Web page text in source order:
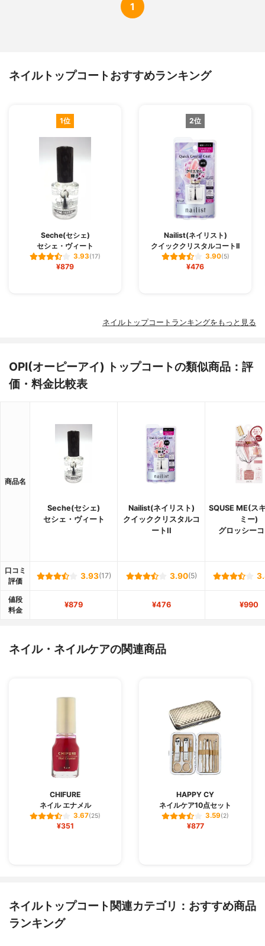
1
ネイルトップコートおすすめランキング
1位
Seche(セシェ)
セシェ・ヴィート
3.93(17)
¥879
2位
Nailist(ネイリスト)
クイッククリスタルコートII
3.90(5)
¥476
ネイルトップコートランキングをもっと見る
OPI(オーピーアイ) トップコートの類似商品：評
価・料金比較表
商品名
Seche(セシェ)
セシェ・ヴィート
Nailist(ネイリスト)
クイッククリスタルコ
ートII
SQUSE ME(ス
ミー)
グロッシー
口コミ
評価
3.93(17) 3.90(5)
値段
料金
¥879 ¥476 ¥990
ネイル・ネイルケアの関連商品
CHIFURE
ネイル エナメル
3.67(25)
¥351
HAPPY CY
ネイルケア10点セット
3.59(2)
¥877
ネイルトップコート関連カテゴリ：おすすめ商品
ランキング